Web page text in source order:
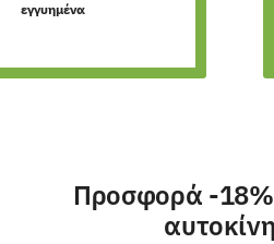
εγγυημένα
Προσφορά -